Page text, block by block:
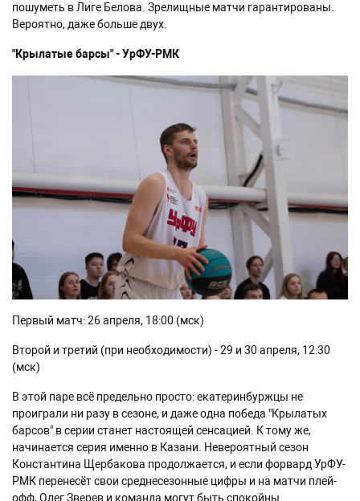
пошуметь в Лиге Белова. Зрелищные матчи гарантированы.
Вероятно, даже больше двух.
"Крылатые барсы" - УрФУ-РМК
Первый матч: 26 апреля, 18:00 (мск)
Второй и третий (при необходимости) - 29 и 30 апреля, 12:30
(мск)
В этой паре всё предельно просто: екатеринбуржцы не
проиграли ни разу в сезоне, и даже одна победа "Крылатых
барсов" в серии станет настоящей сенсацией. К тому же,
начинается серия именно в Казани. Невероятный сезон
Константина Щербакова продолжается, и если форвард УрФУ-
РМК перенесёт свои среднесезонные цифры и на матчи плей-
офф, Олег Зверев и команда могут быть спокойны.